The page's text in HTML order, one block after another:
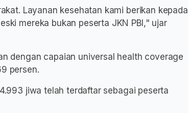
Layanan kesehatan kami berikan kepada
mereka bukan peserta JKN PBI," ujar
dengan capaian universal health coverage
persen.
jiwa telah terdaftar sebagai peserta